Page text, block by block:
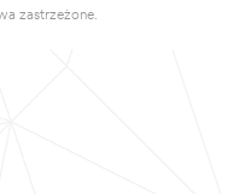
zastrzeżone.